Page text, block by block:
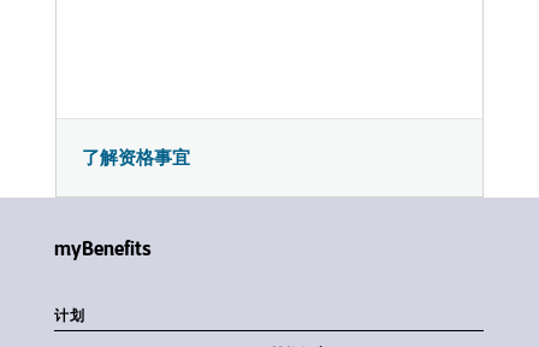
了解资格事宜
myBenefits
计划